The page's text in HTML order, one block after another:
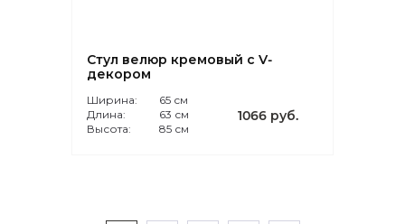
Стул велюр кремовый с V-
декором
Ширина:
65 см
Длина:
63 см
Высота:
85 см
1066 руб.